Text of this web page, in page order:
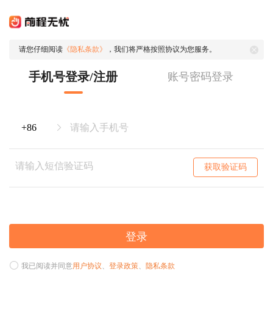
请您仔细阅读 《隐私条款》 ，我们将严格按照协议为您服务。
手机号登录/注册 账号密码登录
获取验证码
登录
我已阅读并同意用户协议、 登录政策、 隐私条款